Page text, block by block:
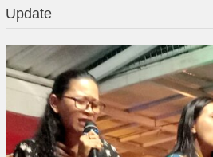
Update